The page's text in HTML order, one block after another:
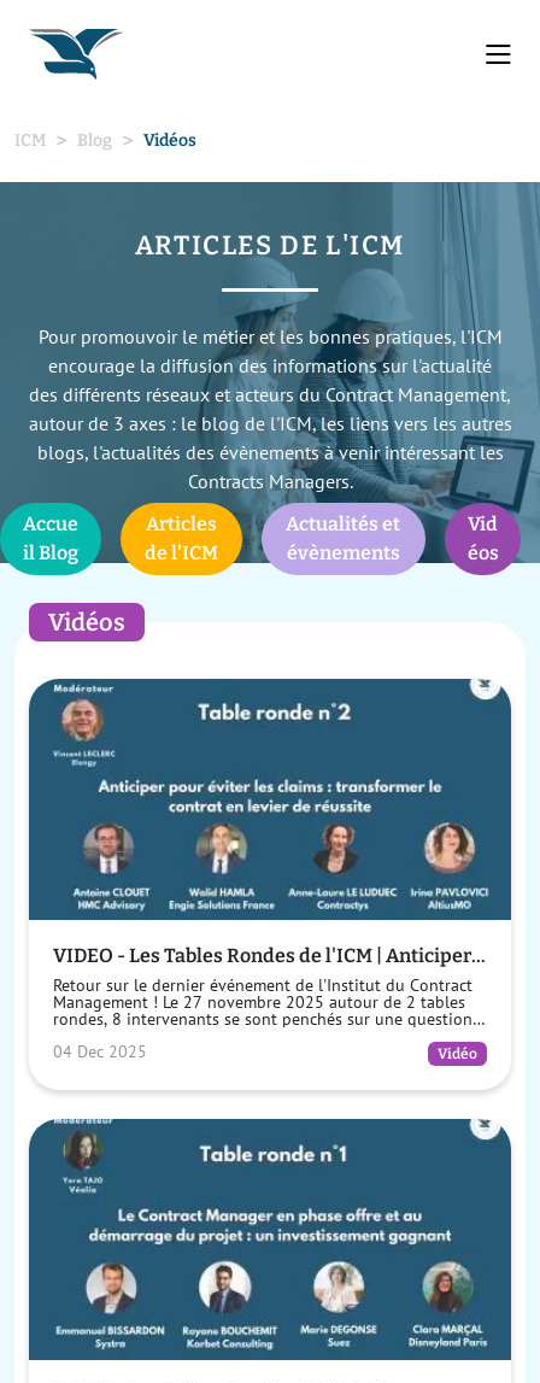
ICM Blog Vidéos
ARTICLES DE L'ICM
Pour promouvoir le métier et les bonnes pratiques, l'ICM
encourage la diffusion des informations sur l'actualité
des différents réseaux et acteurs du Contract Management,
autour de 3 axes : le blog de l'ICM, les liens vers les autres
blogs, l'actualités des évènements à venir intéressant les
Contracts Managers.
Accue
il Blog
Articles
de l'ICM
Actualités et
évènements
Vid
éos
Vidéos
VIDEO - Les Tables Rondes de l'ICM | Anticiper
pour éviter les claims : transformer le contrat
en levier de réussite
Retour sur le dernier événement de l'Institut du Contract
Management ! Le 27 novembre 2025 autour de 2 tables
rondes, 8 intervenants se sont penchés sur une question
04 Dec 2025 Vidéo